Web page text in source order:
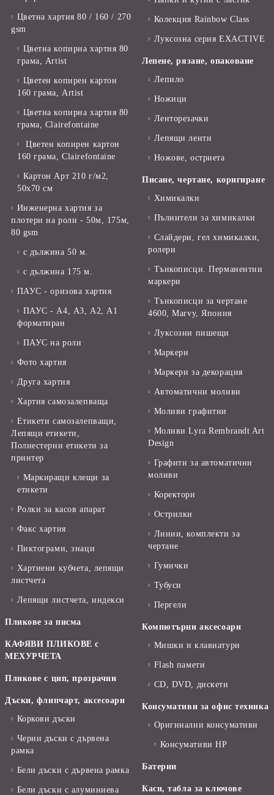
Цветна хартия 80 / 160 / 270
gsm
Цветна копирна хартия 80
грама, Artist
Цветен копирен картон
160 грама, Artist
Цветна копирна хартия 80
грама, Clairefontaine
Цветен копирен картон
160 грама, Clairefontaine
Картон Арт 210 г/м2,
50х70 см
Инженерна хартия за
плотери на роли - 50м, 175м,
80 gsm
с дължина 50 м.
с дължина 175 м.
ПАУС - оризова хартия
ПАУС - А4, А3, А2, А1
форматиран
ПАУС на роли
Фото хартия
Друга хартия
Хартия самозалепваща
Етикети самозалепващи,
Лепящи етикети,
Полиестерни етикети за
принтер
Маркиращи клещи за
етикети
Ролки за касов апарат
Факс хартия
Пиктограми, знаци
Хартиени кубчета, лепящи
листчета
Лепящи листчета, индекси
Пликове за писма
КАФЯВИ ПЛИКОВЕ с
МЕХУРЧЕТА
Пликове с цип, прозрачни
Дъски, флипчарт, аксесоари
Коркови дъски
Черни дъски с дървена
рамка
Бели дъски с дървена рамка
Бели дъски с алуминиева
Колекция Rainbow Class
Луксозна серия EXACTIVE
Лепене, рязане, опаковане
Лепило
Ножици
Ленторезачки
Лепящи ленти
Ножове, остриета
Писане, чертане, коригиране
Химикалки
Пълнители за химикалки
Слайдери, гел химикалки,
ролери
Тънкописци. Перманентни
маркери
Тънкописци за чертане
4600, Marvy, Япония
Луксозни пишещи
Маркери
Маркери за декорация
Автоматични моливи
Моливи графитни
Моливи Lyra Rembrandt Art
Design
Графити за автоматични
моливи
Коректори
Острилки
Линии, комплекти за
чертане
Гумички
Тубуси
Пергели
Компютърни аксесоари
Мишки и клавиатури
Flash памети
CD, DVD, дискети
Консумативи за офис техника
Оригинални консумативи
Консумативи HP
Батерии
Каси, табла за ключове